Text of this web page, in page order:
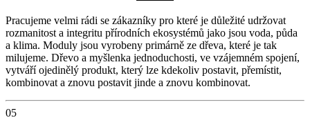
Pracujeme velmi rádi se zákazníky pro které je důležité udržovat
rozmanitost a integritu přírodních ekosystémů jako jsou voda, půda
a klima. Moduly jsou vyrobeny primárně ze dřeva, které je tak
milujeme. Dřevo a myšlenka jednoduchosti, ve vzájemném spojení,
vytváří ojedinělý produkt, který lze kdekoliv postavit, přemístit,
kombinovat a znovu postavit jinde a znovu kombinovat.
05